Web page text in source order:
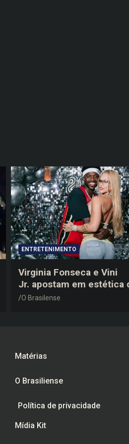
ENTRETENIMENTO
Virginia Fonseca e Vini
Jr. apostam em estética
anos 2000 em festa de
O Brasilense
Matérias
O Brasiliense
Política de privacidade
Mídia Kit